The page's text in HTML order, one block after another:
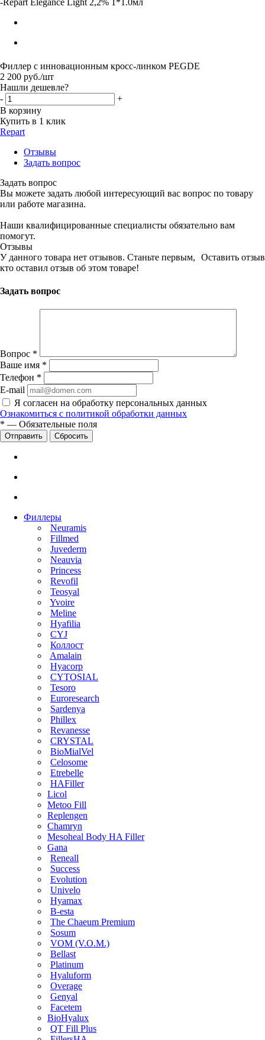
Филлер с инновационным кросс-линком PEGDE
2 200 руб./шт
Нашли дешевле?
-
+
В корзину
Купить в 1 клик
Repart
Отзывы
Задать вопрос
Задать вопрос
Вы можете задать любой интересующий вас вопрос по товару
или работе магазина.
Наши квалифицированные специалисты обязательно вам
помогут.
Отзывы
Оставить отзыв
У данного товара нет отзывов. Станьте первым,
кто оставил отзыв об этом товаре!
Задать вопрос
Вопрос *
Ваше имя *
Телефон *
E-mail
Я согласен на обработку персональных данных
Ознакомиться с политикой обработки данных
* — Обязательные поля
Сбросить
Филлеры
Neuramis
Fillmed
Juvederm
Neauvia
Princess
Revofil
Teosyal
Yvoire
Meline
Hyafilia
CYJ
Коллост
Amalain
Hyacorp
CYTOSIAL
Tesoro
Euroresearch
Sardenya
Phillex
Revanesse
CRYSTAL
BioMialVel
Celosome
Etrebelle
HAFiller
Licol
Metoo Fill
Replengen
Chamryn
Mesoheal Body HA Filler
Gana
Reneall
Success
Evolution
Univelo
Hyamax
B-esta
The Chaeum Premium
Sosum
VOM (V.O.M.)
Bellast
Platinum
Hyaluform
Overage
Genyal
Facetem
BioHyalux
QT Fill Plus